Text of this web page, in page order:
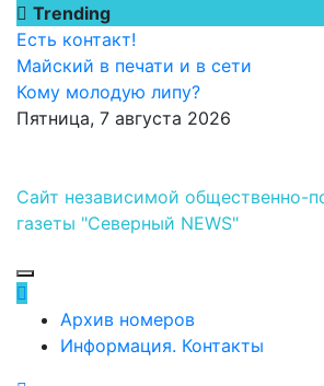
Перейти
содержимому
Trending
Есть контакт!
Майский в печати и в сети
Кому молодую липу?
Пятница, 7 августа 2026
Сайт независимой общественно-
газеты "Северный NEWS"
Архив номеров
Информация. Контакты